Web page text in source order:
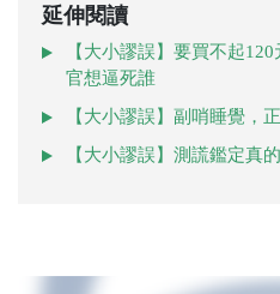
延伸閱讀
【大小謬誤】要買不起
官想逼死誰
【大小謬誤】副哨睡覺，
【大小謬誤】測謊鑑定真